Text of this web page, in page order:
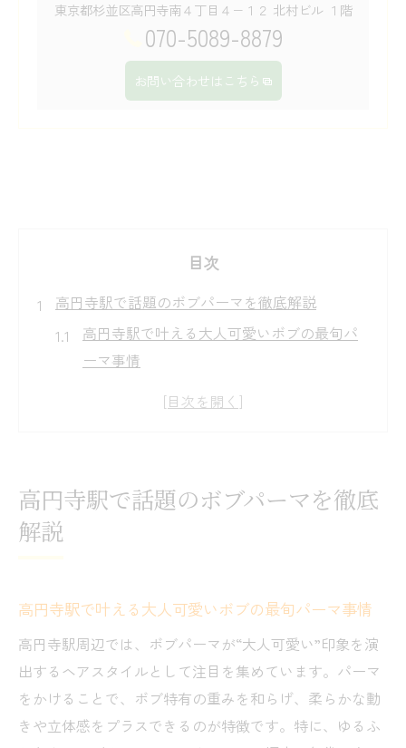
東京都杉並区高円寺南４丁目４−１２ 北村ビル １階
070-5089-8879
お問い合わせはこちら
目次
高円寺駅で話題のボブパーマを徹底解説
高円寺駅で叶える大人可愛いボブの最旬パ
ーマ事情
ボブパーマの流行が高円寺駅周辺で注目さ
ヘアサロンの口コミから読み解く理想のボ
シルエットに差がつくボブパーマの魅力
ボブパーマが生み出すシルエットの美しさ
と魅力を探る
ボブの丸みや動きが際立つパーマデザイン
のコツ
高円寺駅で話題のボブパーマを徹底
解説
高円寺駅で叶える大人可愛いボブの最旬パーマ事情
高円寺駅周辺では、ボブパーマが“大人可愛い”印象を演
出するヘアスタイルとして注目を集めています。パーマ
をかけることで、ボブ特有の重みを和らげ、柔らかな動
きや立体感をプラスできるのが特徴です。特に、ゆるふ